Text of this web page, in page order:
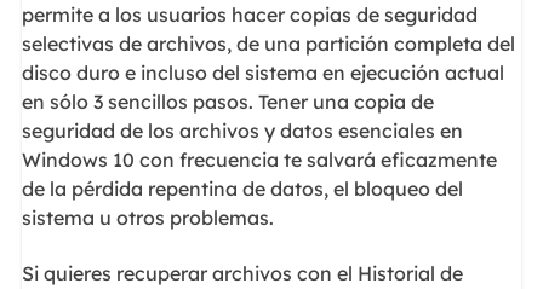
permite a los usuarios hacer copias de seguridad
selectivas de archivos, de una partición completa del
disco duro e incluso del sistema en ejecución actual
en sólo 3 sencillos pasos. Tener una copia de
seguridad de los archivos y datos esenciales en
Windows 10 con frecuencia te salvará eficazmente
de la pérdida repentina de datos, el bloqueo del
sistema u otros problemas.
Si quieres recuperar archivos con el Historial de